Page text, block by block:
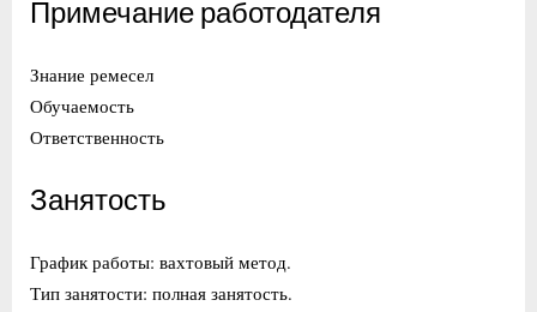
Примечание работодателя
Знание ремесел
Обучаемость
Ответственность
Занятость
График работы: вахтовый метод.
Тип занятости: полная занятость.